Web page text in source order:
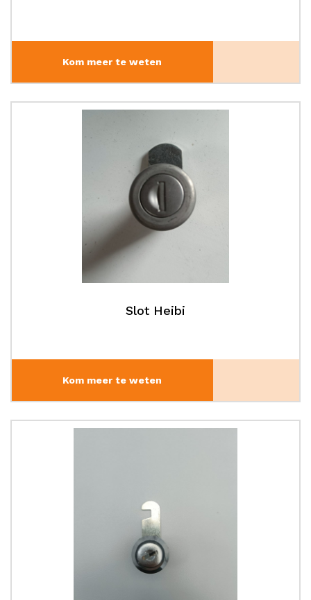
Kom meer te weten
Slot Heibi
Kom meer te weten